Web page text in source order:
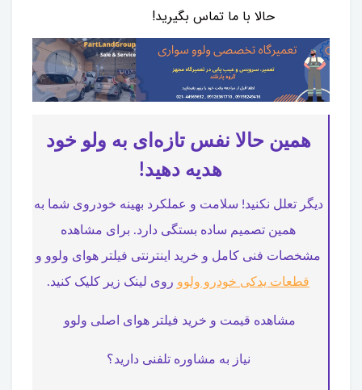
حالا با ما تماس بگیرید!
همین حالا نفس تازه‌ای به ولو خود
هدیه دهید!
دیگر تعلل نکنید! سلامت و عملکرد بهینه خودروی شما به
همین تصمیم ساده بستگی دارد. برای مشاهده
مشخصات فنی کامل و خرید اینترنتی فیلتر هوای ولوو و
قطعات یدکی خودرو ولوو روی لینک زیر کلیک کنید.
مشاهده قیمت و خرید فیلتر هوای اصلی ولوو
نیاز به مشاوره تلفنی دارید؟